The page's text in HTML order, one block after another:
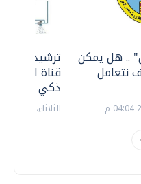
ترشيدا
قناة
ذكي
الثلاثاء، 14 يوليو 2026 06:11 م
.. هل يمكن
نتعامل